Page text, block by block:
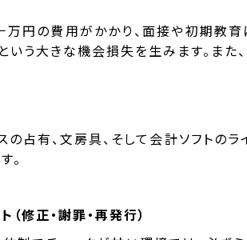
円の費用がかかり、面接や初期教
いう大きな機会損失を生みます。また
の占有、文房具、そして会計ソフトの
。
修正・謝罪・再発行）